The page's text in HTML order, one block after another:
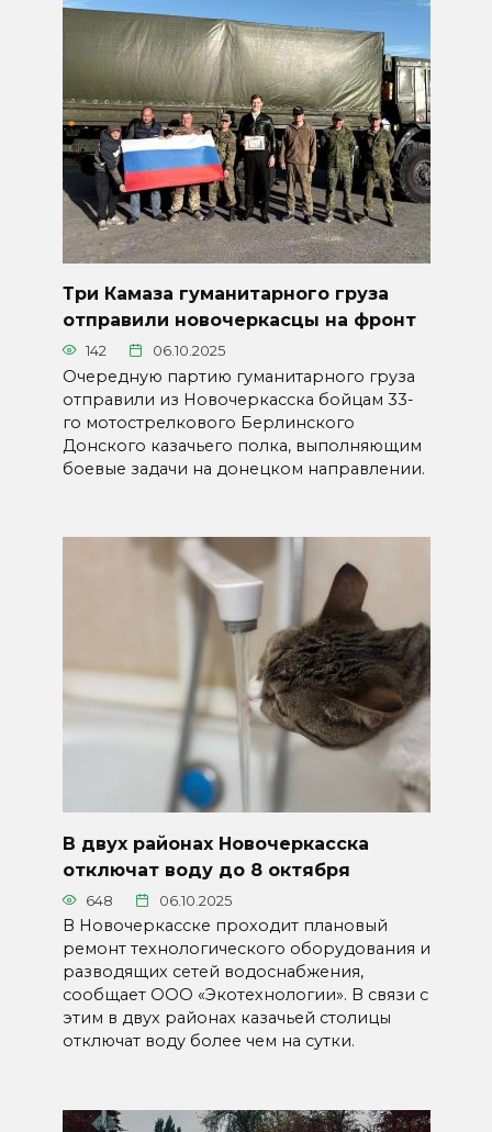
Три Камаза гуманитарного груза
отправили новочеркасцы на фронт
142 06.10.2025
Очередную партию гуманитарного груза
отправили из Новочеркасска бойцам 33-
го мотострелкового Берлинского
Донского казачьего полка, выполняющим
боевые задачи на донецком направлении.
В двух районах Новочеркасска
отключат воду до 8 октября
648 06.10.2025
В Новочеркасске проходит плановый
ремонт технологического оборудования и
разводящих сетей водоснабжения,
сообщает ООО «Экотехнологии». В связи с
этим в двух районах казачьей столицы
отключат воду более чем на сутки.